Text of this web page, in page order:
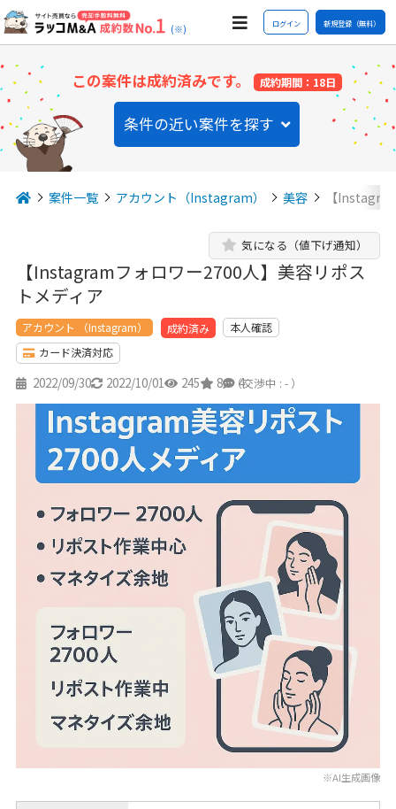
(※) ログイン 新規登録（無料）
この案件は成約済みです。 成約期間：18日
条件の近い案件を探す
案件一覧 アカウント（Instagram） 美容 【
【Instagramフォロワー2700人】美容リポス
トメディア
気になる（値下げ通知）
アカウント （Instagram） 成約済み
本人確認
カード決済対応
2022/09/30 2022/10/01 245 8 4
（交渉中 : - ）
※AI生成画像